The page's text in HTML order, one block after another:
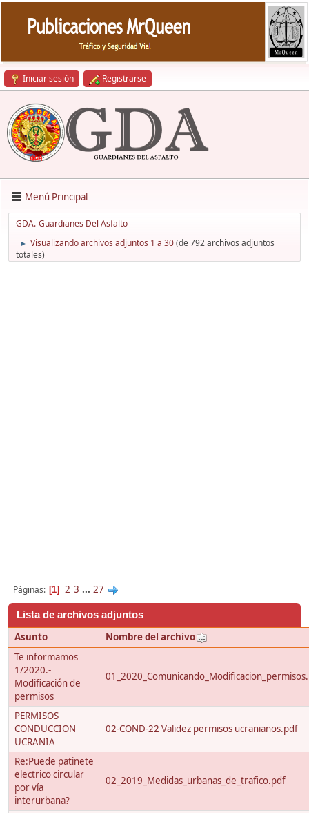
Iniciar sesión Registrarse
Menú Principal
GDA.-Guardianes Del Asfalto
► Visualizando archivos adjuntos 1 a 30(de 792 archivos adjuntos
totales)
Páginas 1 2 3 ... 27
Lista de archivos adjuntos
Asunto
Nombre del archivo
Te informamos
1/2020.-
Modificación de
permisos
PERMISOS
CONDUCCION
UCRANIA
02-COND-22 Validez permisos ucranianos.pdf
Re:Puede patinete
electrico circular
por vía
interurbana?
02_2019_Medidas_urbanas_de_trafico.pdf